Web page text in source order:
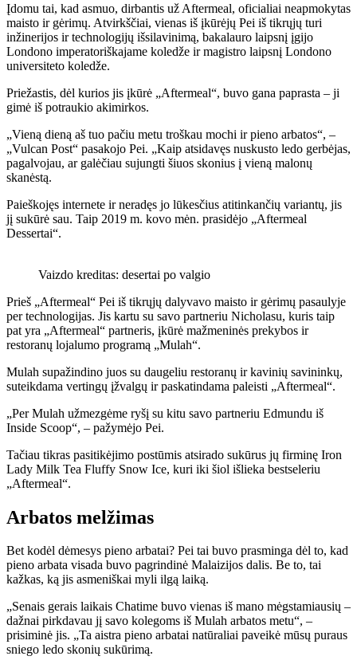
Įdomu tai, kad asmuo, dirbantis už Aftermeal, oficialiai neapmokytas
maisto ir gėrimų. Atvirkščiai, vienas iš įkūrėjų Pei iš tikrųjų turi
inžinerijos ir technologijų išsilavinimą, bakalauro laipsnį įgijo
Londono imperatoriškajame koledže ir magistro laipsnį Londono
universiteto koledže.
Priežastis, dėl kurios jis įkūrė „Aftermeal“, buvo gana paprasta – ji
gimė iš potraukio akimirkos.
„Vieną dieną aš tuo pačiu metu troškau mochi ir pieno arbatos“, –
„Vulcan Post“ pasakojo Pei. „Kaip atsidavęs nuskusto ledo gerbėjas,
pagalvojau, ar galėčiau sujungti šiuos skonius į vieną malonų
skanėstą.
Paieškojęs internete ir neradęs jo lūkesčius atitinkančių variantų, jis
jį sukūrė sau. Taip 2019 m. kovo mėn. prasidėjo „Aftermeal
Dessertai“.
Vaizdo kreditas: desertai po valgio
Prieš „Aftermeal“ Pei iš tikrųjų dalyvavo maisto ir gėrimų pasaulyje
per technologijas. Jis kartu su savo partneriu Nicholasu, kuris taip
pat yra „Aftermeal“ partneris, įkūrė mažmeninės prekybos ir
restoranų lojalumo programą „Mulah“.
Mulah supažindino juos su daugeliu restoranų ir kavinių savininkų,
suteikdama vertingų įžvalgų ir paskatindama paleisti „Aftermeal“.
„Per Mulah užmezgėme ryšį su kitu savo partneriu Edmundu iš
Inside Scoop“, – pažymėjo Pei.
Tačiau tikras pasitikėjimo postūmis atsirado sukūrus jų firminę Iron
Lady Milk Tea Fluffy Snow Ice, kuri iki šiol išlieka bestseleriu
„Aftermeal“.
Arbatos melžimas
Bet kodėl dėmesys pieno arbatai? Pei tai buvo prasminga dėl to, kad
pieno arbata visada buvo pagrindinė Malaizijos dalis. Be to, tai
kažkas, ką jis asmeniškai myli ilgą laiką.
„Senais gerais laikais Chatime buvo vienas iš mano mėgstamiausių –
dažnai pirkdavau jį savo kolegoms iš Mulah arbatos metu“, –
prisiminė jis. „Ta aistra pieno arbatai natūraliai paveikė mūsų puraus
sniego ledo skonių sukūrimą.